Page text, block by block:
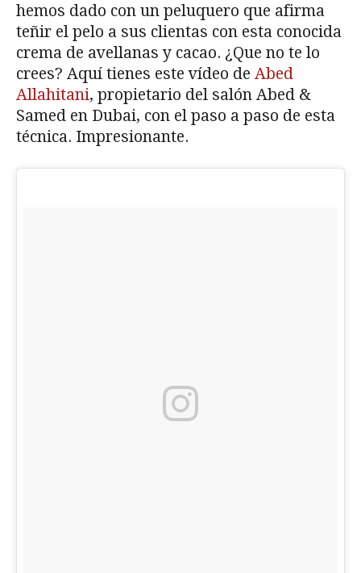
hemos dado con un peluquero que afirma
teñir el pelo a sus clientas con esta conocida
crema de avellanas y cacao. ¿Que no te lo
crees? Aquí tienes este vídeo de Abed
Allahitani, propietario del salón Abed &
Samed en Dubai, con el paso a paso de esta
técnica. Impresionante.